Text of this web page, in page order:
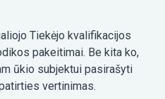
Tiekėjo kvalifikacijos
pakeitimai. Be kita ko,
ūkio subjektui pasirašyti
vertinimas.